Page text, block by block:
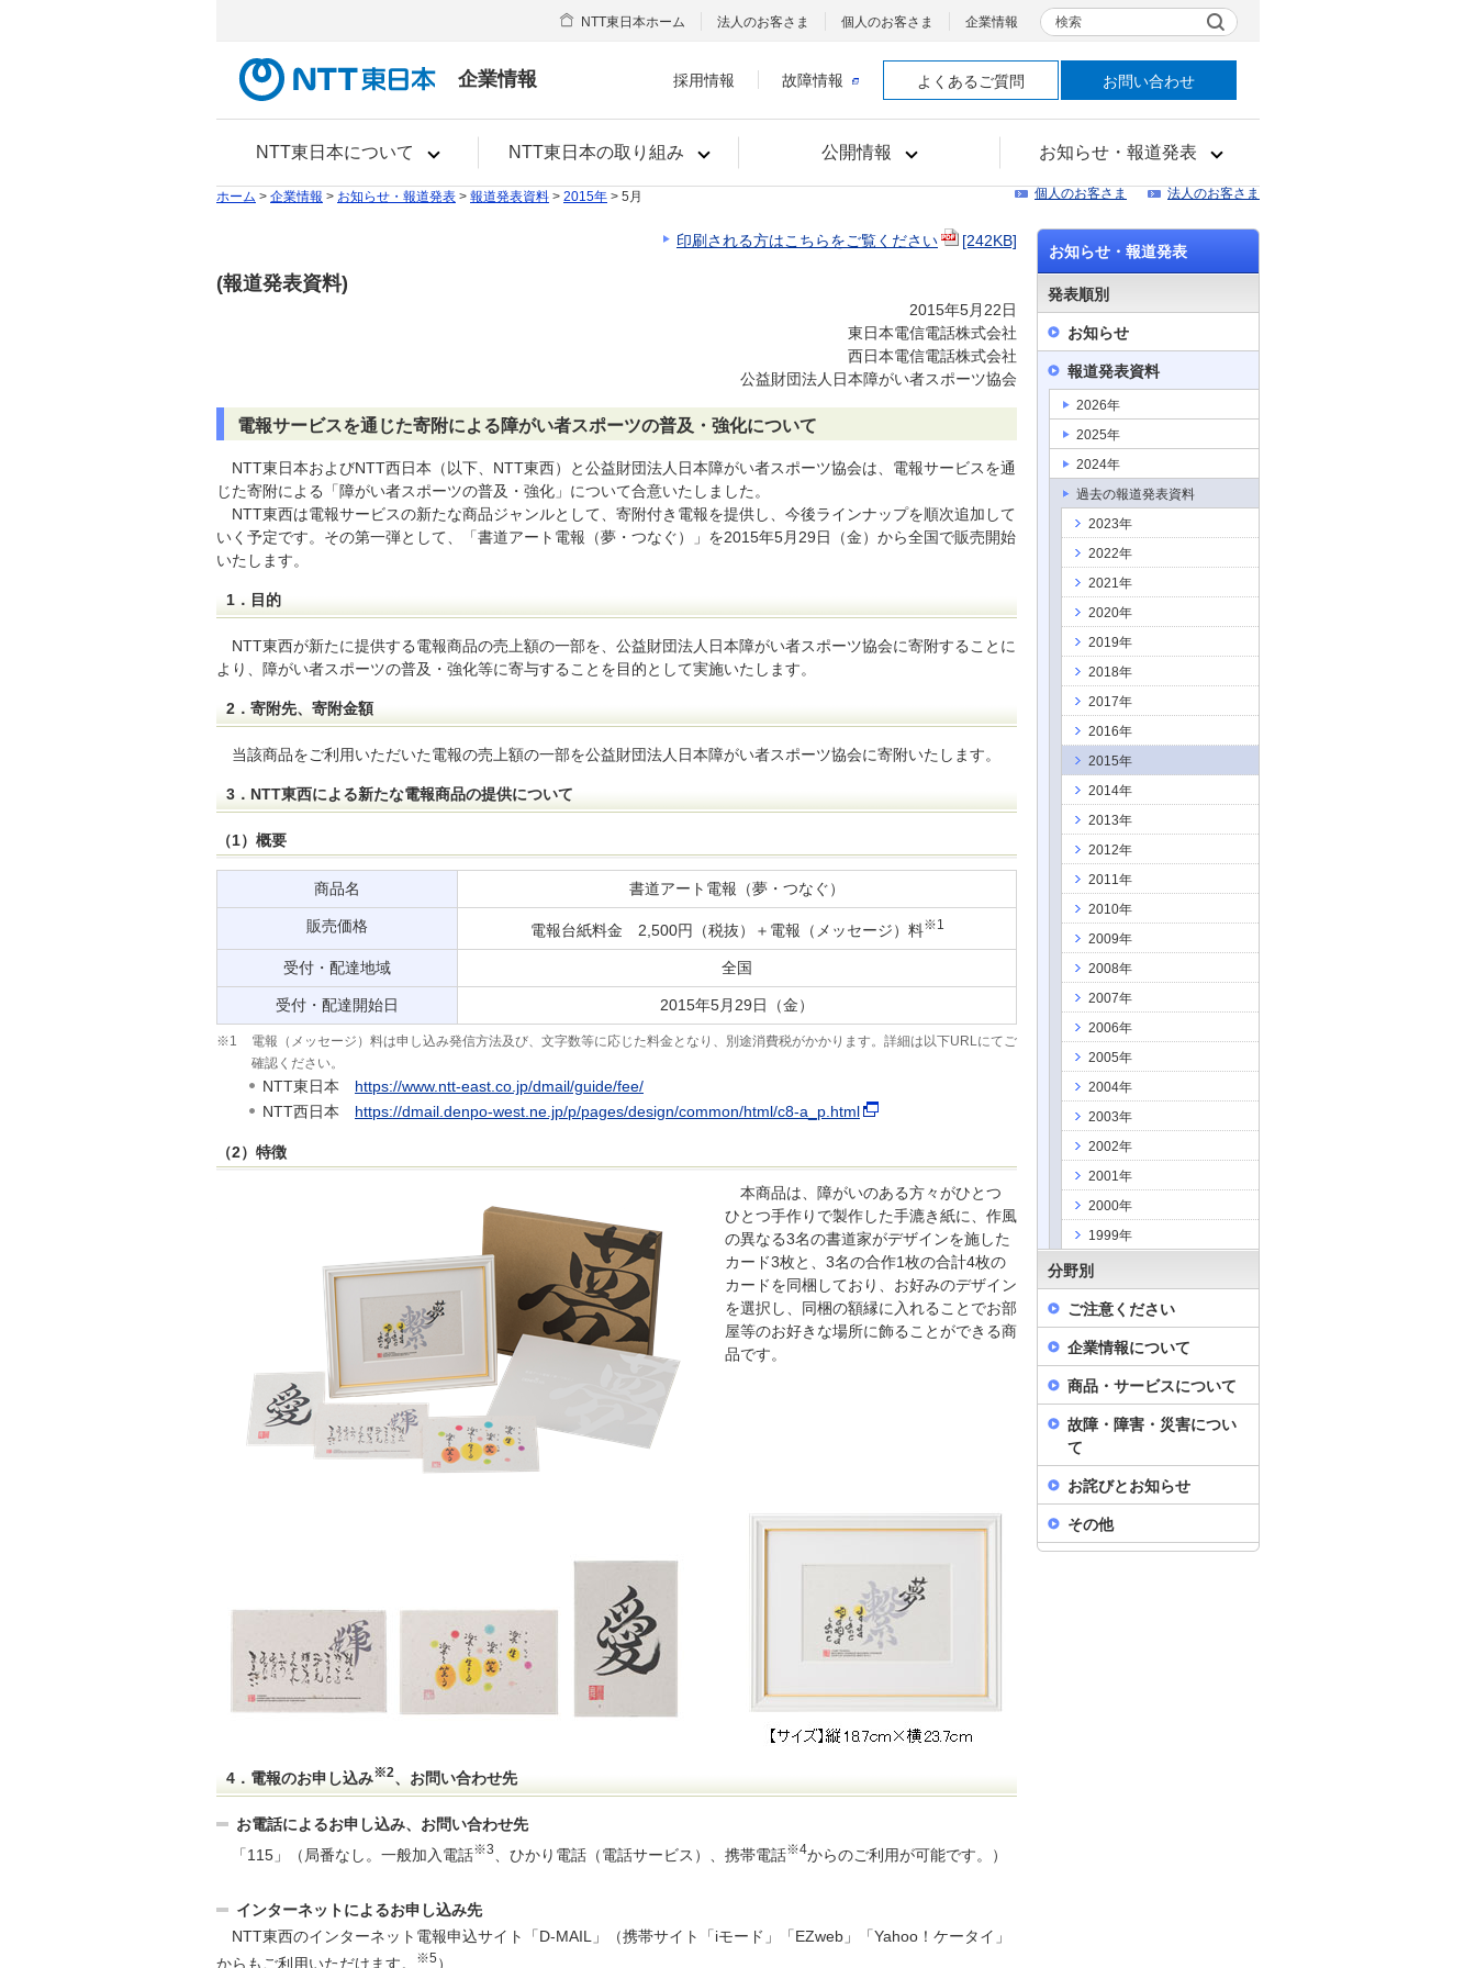
企業情報
NTT東日本について NTT東日本の取り組み 公開情報 お知らせ・報道発表
NTT東日本ホーム 法人のお客さま 個人のお客さま 企業情報 検索
採用情報 故障情報 よくあるご質問 お問い合わせ
ホーム > 企業情報 > お知らせ・報道発表 > 報道発表資料 > 2015年 > 5月 個人のお客さま 法人のお客さま
印刷される方はこちらをご覧ください [242KB]
(報道発表資料)
2015年5月22日
東日本電信電話株式会社
西日本電信電話株式会社
公益財団法人日本障がい者スポーツ協会
電報サービスを通じた寄附による障がい者スポーツの普及・強化について
NTT東日本およびNTT西日本（以下、NTT東西）と公益財団法人日本障がい者スポーツ協会は、電報サービスを通
じた寄附による「障がい者スポーツの普及・強化」について合意いたしました。
NTT東西は電報サービスの新たな商品ジャンルとして、寄附付き電報を提供し、今後ラインナップを順次追加して
いく予定です。その第一弾として、「書道アート電報（夢・つなぐ）」を2015年5月29日（金）から全国で販売開始
いたします。
1．目的
NTT東西が新たに提供する電報商品の売上額の一部を、公益財団法人日本障がい者スポーツ協会に寄附することに
より、障がい者スポーツの普及・強化等に寄与することを目的として実施いたします。
2．寄附先、寄附金額
当該商品をご利用いただいた電報の売上額の一部を公益財団法人日本障がい者スポーツ協会に寄附いたします。
3．NTT東西による新たな電報商品の提供について
（1）概要
商品名 書道アート電報（夢・つなぐ）
販売価格 電報台紙料金 2,500円（税抜）＋電報（メッセージ）料※1
受付・配達地域 全国
受付・配達開始日 2015年5月29日（金）
※1
電報（メッセージ）料は申し込み発信方法及び、文字数等に応じた料金となり、別途消費税がかかります。詳細は以下URLにてご
確認ください。
NTT東日本 https://www.ntt-east.co.jp/dmail/guide/fee/
NTT西日本 https://dmail.denpo-west.ne.jp/p/pages/design/common/html/c8-a_p.html
（2）特徴
本商品は、障がいのある方々がひとつ
ひとつ手作りで製作した手漉き紙に、作風
の異なる3名の書道家がデザインを施した
カード3枚と、3名の合作1枚の合計4枚の
カードを同梱しており、お好みのデザイン
を選択し、同梱の額縁に入れることでお部
屋等のお好きな場所に飾ることができる商
品です。
4．電報のお申し込み※2、お問い合わせ先
お電話によるお申し込み、お問い合わせ先
「115」（局番なし。一般加入電話※3 、ひかり電話（電話サービス）、携帯電話※4からのご利用が可能です。）
インターネットによるお申し込み先
NTT東西のインターネット電報申込サイト「D-MAIL」（携帯サイト「iモード」「EZweb」「Yahoo！ケータイ」
からもご利用いただけます。
※5 ）
お知らせ・報道発表
発表順別
お知らせ
報道発表資料
2026年
2025年
2024年
過去の報道発表資料
2023年
2022年
2021年
2020年
2019年
2018年
2017年
2016年
2015年
2014年
2013年
2012年
2011年
2010年
2009年
2008年
2007年
2006年
2005年
2004年
2003年
2002年
2001年
2000年
1999年
分野別
ご注意ください
企業情報について
商品・サービスについて
故障・障害・災害につい
て
お詫びとお知らせ
その他